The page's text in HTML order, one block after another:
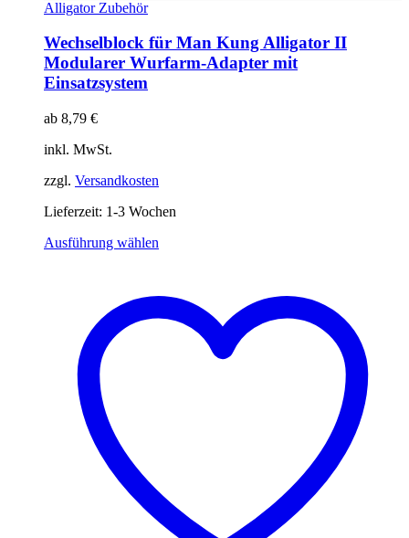
Alligator Zubehör
Wechselblock für Man Kung Alligator II
Modularer Wurfarm-Adapter mit
Einsatzsystem
ab 8,79 €
inkl. MwSt.
zzgl. Versandkosten
Lieferzeit: 1-3 Wochen
Ausführung wählen
Varianten
auf.